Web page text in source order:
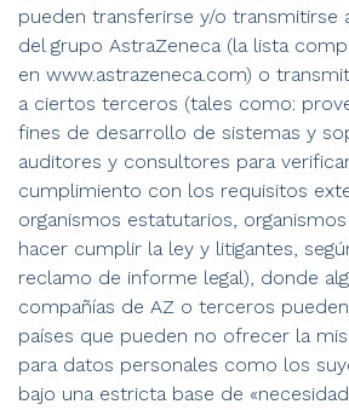
pueden transferirse y/o transmitirse
del grupo AstraZeneca (la lista
en www.astrazeneca.com) o
a ciertos terceros (tales como:
fines de desarrollo de sistemas y
auditores y consultores para
cumplimiento con los requisitos
organismos estatutarios,
hacer cumplir la ley y litigantes,
reclamo de informe legal), donde
compañías de AZ o terceros
países que pueden no ofrecer la
para datos personales como los
bajo una estricta base de